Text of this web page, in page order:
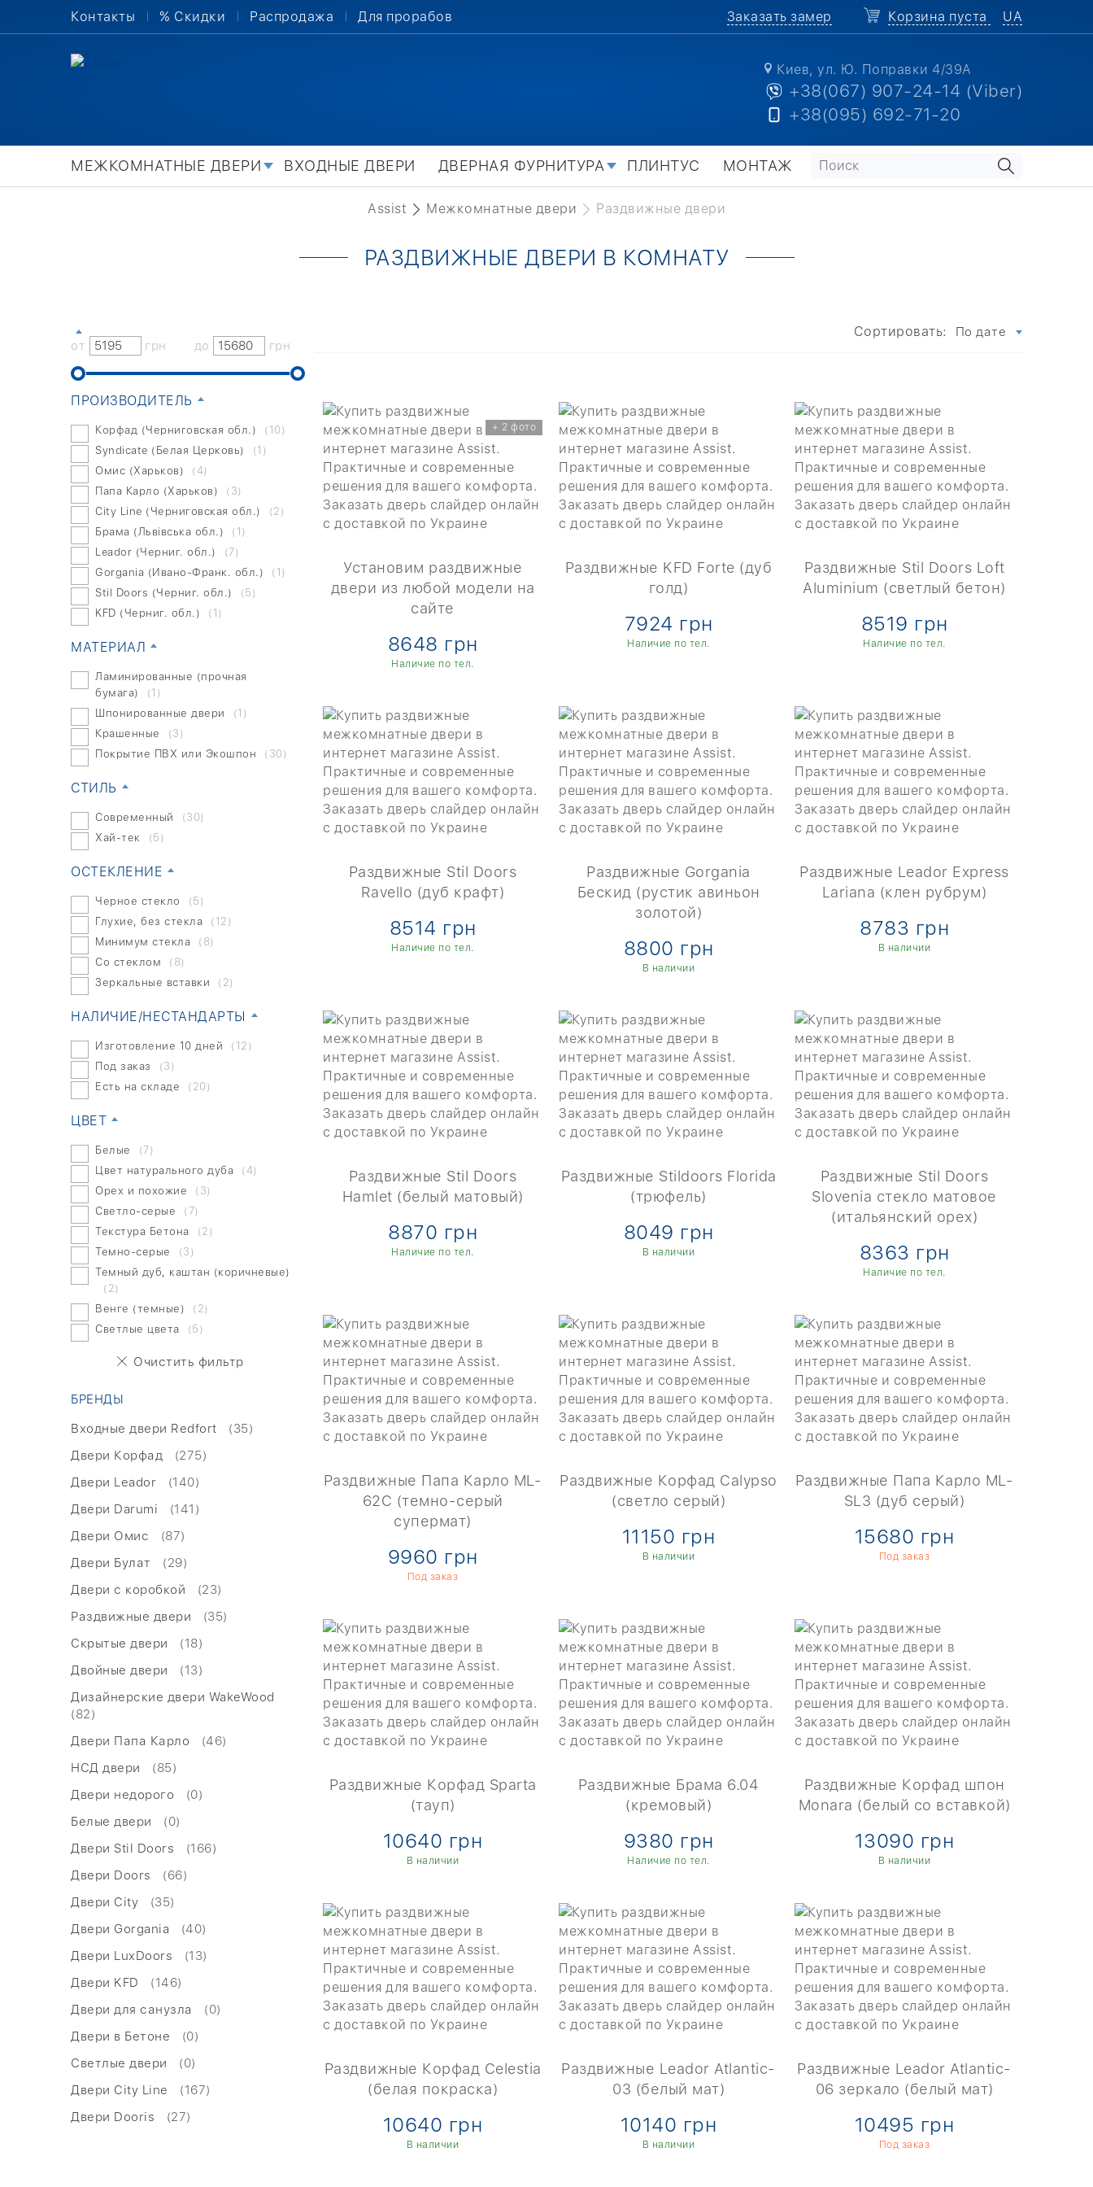
Контакты % Скидки Распродажа Для прорабов Заказать замер Корзина пуста UA
Киев, ул. Ю. Поправки 4/39А
+38(067) 907-24-14 (Viber)
+38(095) 692-71-20
МЕЖКОМНАТНЫЕ ДВЕРИ ВХОДНЫЕ ДВЕРИ ДВЕРНАЯ ФУРНИТУРА ПЛИНТУС МОНТАЖ
Assist Межкомнатные двери Раздвижные двери
РАЗДВИЖНЫЕ ДВЕРИ В КОМНАТУ
от грн до грн
ПРОИЗВОДИТЕЛЬ
Корфад (Черниговская обл.)
(10)
Syndicate (Белая Церковь)
(1)
Омис (Харьков)
(4)
Папа Карло (Харьков)
(3)
City Line (Черниговская обл.)
(2)
Брама (Львівська обл.)
(1)
Leador (Черниг. обл.)
(7)
Gorgania (Ивано-Франк. обл.)
(1)
Stil Doors (Черниг. обл.)
(5)
KFD (Черниг. обл.)
(1)
МАТЕРИАЛ
Ламинированные (прочная
бумага)
(1)
Шпонированные двери
(1)
Крашенные
(3)
Покрытие ПВХ или Экошпон
(30)
СТИЛЬ
Современный
(30)
Хай-тек
(5)
ОСТЕКЛЕНИЕ
Черное стекло
(5)
Глухие, без стекла
(12)
Минимум стекла
(8)
Со стеклом
(8)
Зеркальные вставки
(2)
НАЛИЧИЕ/НЕСТАНДАРТЫ
Изготовление 10 дней
(12)
Под заказ
(3)
Есть на складе
(20)
ЦВЕТ
Белые
(7)
Цвет натурального дуба
(4)
Орех и похожие
(3)
Светло-серые
(7)
Текстура Бетона
(2)
Темно-серые
(3)
Темный дуб, каштан (коричневые)
(2)
Венге (темные)
(2)
Светлые цвета
(5)
Очистить фильтр
БРЕНДЫ
Входные двери Redfort
(35)
Двери Корфад
(275)
Двери Leador
(140)
Двери Darumi
(141)
Двери Омис
(87)
Двери Булат
(29)
Двери с коробкой
(23)
Раздвижные двери
(35)
Скрытые двери
(18)
Двойные двери
(13)
Дизайнерские двери WakeWood
(82)
Двери Папа Карло
(46)
НСД двери
(85)
Двери недорого
(0)
Белые двери
(0)
Двери Stil Doors
(166)
Двери Doors
(66)
Двери City
(35)
Двери Gorgania
(40)
Двери LuxDoors
(13)
Двери KFD
(146)
Двери для санузла
(0)
Двери в Бетоне
(0)
Светлые двери
(0)
Двери City Line
(167)
Двери Dooris
(27)
Сортировать: По дате
+ 2 фото
Установим раздвижные
двери из любой модели на
сайте
8648 грн
Наличие по тел.
Раздвижные KFD Forte (дуб
голд)
7924 грн
Наличие по тел.
Раздвижные Stil Doors Loft
Aluminium (светлый бетон)
8519 грн
Наличие по тел.
Раздвижные Stil Doors
Ravello (дуб крафт)
8514 грн
Наличие по тел.
Раздвижные Gorgania
Бескид (рустик авиньон
золотой)
8800 грн
В наличии
Раздвижные Leador Express
Lariana (клен рубрум)
8783 грн
В наличии
Раздвижные Stil Doors
Hamlet (белый матовый)
8870 грн
Наличие по тел.
Раздвижные Stildoors Florida
(трюфель)
8049 грн
В наличии
Раздвижные Stil Doors
Slovenia стекло матовое
(итальянский орех)
8363 грн
Наличие по тел.
Раздвижные Папа Карло ML-
62C (темно-серый
супермат)
9960 грн
Под заказ
Раздвижные Корфад Calypso
(светло серый)
11150 грн
В наличии
Раздвижные Папа Карло ML-
SL3 (дуб серый)
15680 грн
Под заказ
Раздвижные Корфад Sparta
(тауп)
10640 грн
В наличии
Раздвижные Брама 6.04
(кремовый)
9380 грн
Наличие по тел.
Раздвижные Корфад шпон
Monara (белый со вставкой)
13090 грн
В наличии
Раздвижные Корфад Celestia
(белая покраска)
10640 грн
В наличии
Раздвижные Leador Atlantic-
03 (белый мат)
10140 грн
В наличии
Раздвижные Leador Atlantic-
06 зеркало (белый мат)
10495 грн
Под заказ